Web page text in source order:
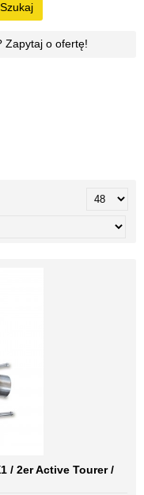
Szukaj
Zapytaj o ofertę!
/ 2er Active Tourer /